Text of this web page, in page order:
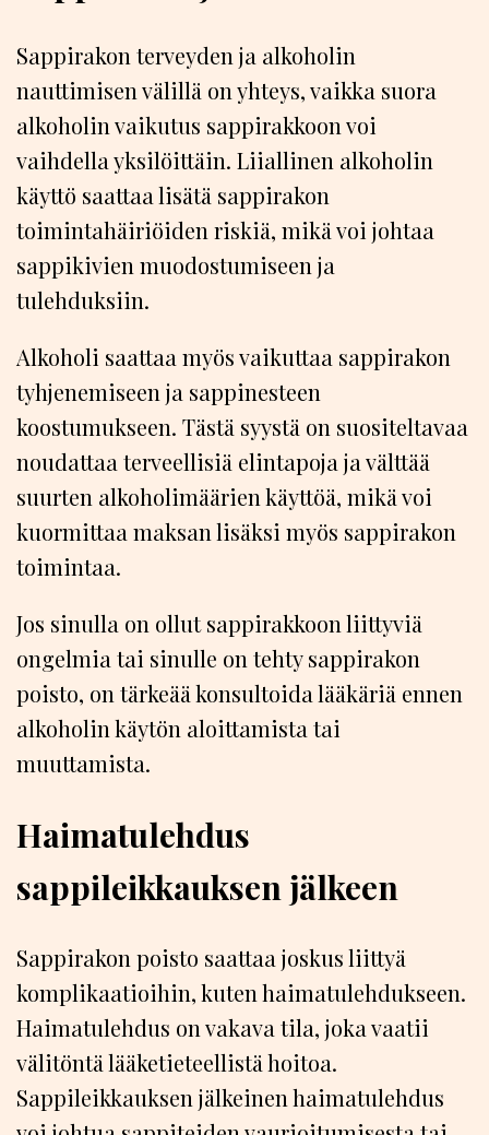
Sappirakon terveyden ja alkoholin
nauttimisen välillä on yhteys, vaikka suora
alkoholin vaikutus sappirakkoon voi
vaihdella yksilöittäin. Liiallinen alkoholin
käyttö saattaa lisätä sappirakon
toimintahäiriöiden riskiä, mikä voi johtaa
sappikivien muodostumiseen ja
tulehduksiin.
Alkoholi saattaa myös vaikuttaa sappirakon
tyhjenemiseen ja sappinesteen
koostumukseen. Tästä syystä on suositeltavaa
noudattaa terveellisiä elintapoja ja välttää
suurten alkoholimäärien käyttöä, mikä voi
kuormittaa maksan lisäksi myös sappirakon
toimintaa.
Jos sinulla on ollut sappirakkoon liittyviä
ongelmia tai sinulle on tehty sappirakon
poisto, on tärkeää konsultoida lääkäriä ennen
alkoholin käytön aloittamista tai
muuttamista.
Haimatulehdus
sappileikkauksen jälkeen
Sappirakon poisto saattaa joskus liittyä
komplikaatioihin, kuten haimatulehdukseen.
Haimatulehdus on vakava tila, joka vaatii
välitöntä lääketieteellistä hoitoa.
Sappileikkauksen jälkeinen haimatulehdus